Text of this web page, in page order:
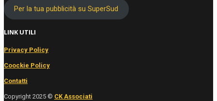
Per la tua pubblicità su SuperSud
LINK UTILI
Privacy Policy
Coockie Policy
Contatti
Copyright 2025 © CK Associati